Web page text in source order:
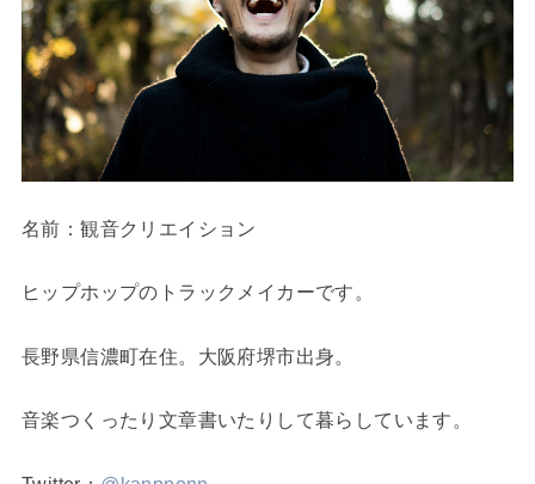
名前：観音クリエイション
ヒップホップのトラックメイカーです。
長野県信濃町在住。大阪府堺市出身。
音楽つくったり文章書いたりして暮らしています。